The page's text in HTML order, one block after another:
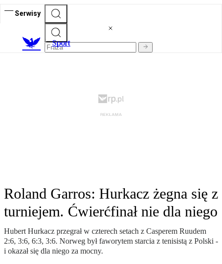
Serwisy
Sport
Roland Garros: Hurkacz żegna się z
turniejem. Ćwierćfinał nie dla niego
Hubert Hurkacz przegrał w czterech setach z Casperem Ruudem
2:6, 3:6, 6:3, 3:6. Norweg był faworytem starcia z tenisistą z Polski -
i okazał się dla niego za mocny.